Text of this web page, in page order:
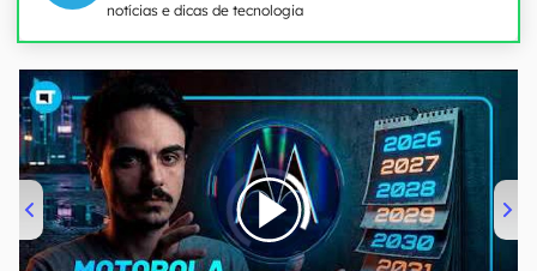
notícias e dicas de tecnologia